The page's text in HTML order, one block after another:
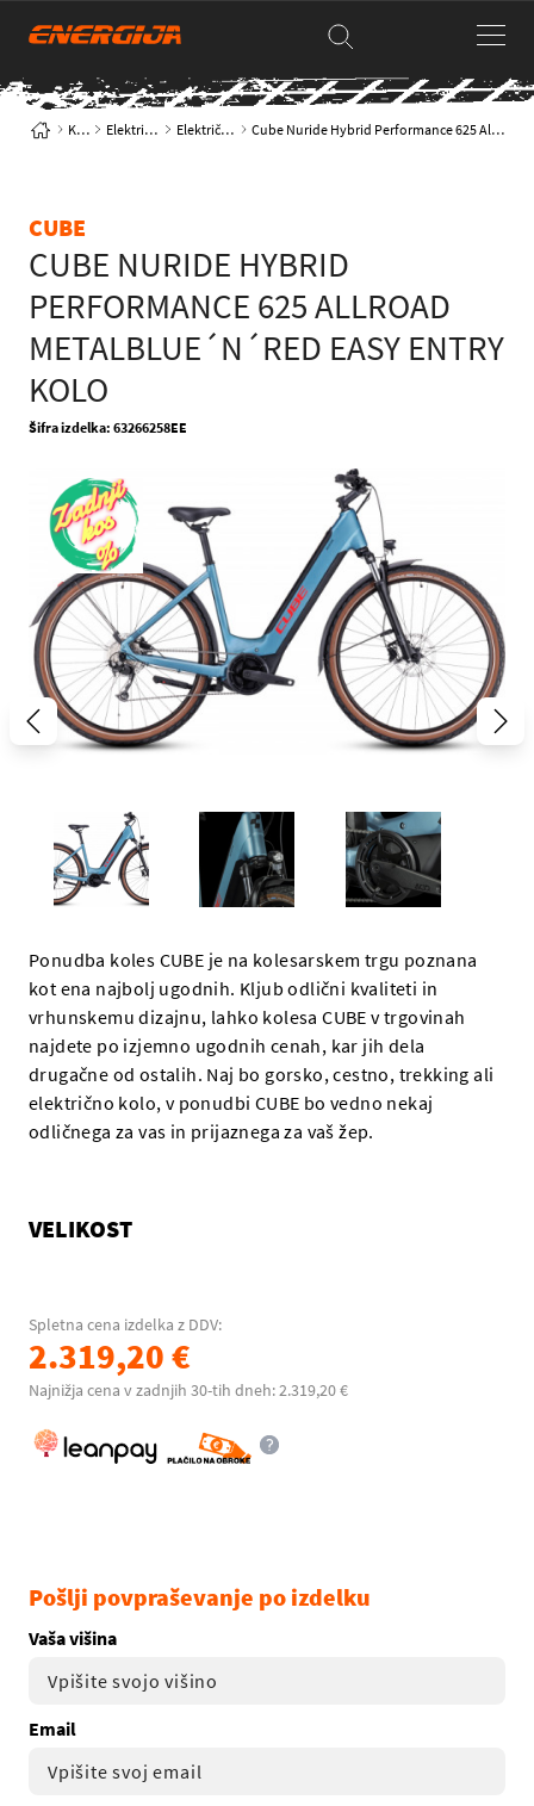
Kolesa Električna kolesa Električna trekking Cube Nuride Hybrid Performance 625 Allroad metalblue´n´red Easy Entry kolo
CUBE
CUBE NURIDE HYBRID
PERFORMANCE 625 ALLROAD
METALBLUE´N´RED EASY ENTRY
KOLO
Šifra izdelka: 63266258EE
Ponudba koles CUBE je na kolesarskem trgu poznana
kot ena najbolj ugodnih. Kljub odlični kvaliteti in
vrhunskemu dizajnu, lahko kolesa CUBE v trgovinah
najdete po izjemno ugodnih cenah, kar jih dela
drugačne od ostalih. Naj bo gorsko, cestno, trekking ali
električno kolo, v ponudbi CUBE bo vedno nekaj
odličnega za vas in prijaznega za vaš žep.
VELIKOST
Spletna cena izdelka z DDV:
2.319,20 €
Najnižja cena v zadnjih 30-tih dneh: 2.319,20 €
Pošlji povpraševanje po izdelku
Vaša višina
Email